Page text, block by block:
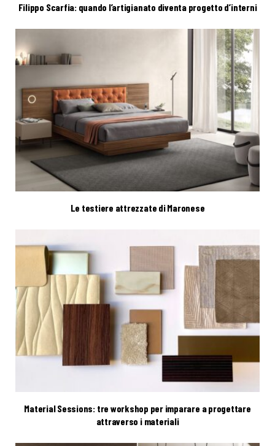
Filippo Scarfia: quando l’artigianato diventa progetto d’interni
Le testiere attrezzate di Maronese
Material Sessions: tre workshop per imparare a progettare
attraverso i materiali